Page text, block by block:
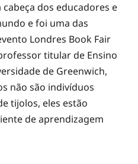
dos educadores e
e foi uma das
Londres Book Fair
titular de Ensino
de Greenwich,
não são indivíduos
tijolos, eles estão
de aprendizagem